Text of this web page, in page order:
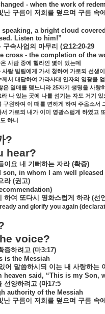
- when the work of
난 구름이 저희를 덮으며 구름 속
a bright cloud
Listen to him!”
구속사업의 마무리 (요12:20-29
cross - the completion of the
사람 중에 헬라인 몇이 있는데
사람 빌립에게 가서 청하여 가로되 선생이
께서 대답하여 가라사대 인자의 영광을
은 열매를 맺느니라25자기 생명을 사랑
라 나 있는 곳에 나를 섬기는 자도 거기 있
구원하여 이 때를 면하게 하여 주옵소서
서 가로되 내가 이미 영광스럽게 하였고 또
하니
?
hear?
이요 내 기뻐하는 자라 (확증)
son, in whom I am well
라 (권고)
하여 또다시 영화스럽게 하라 (선
and glorify you again
voice?
증하려고 (마3:17)
is the Messiah
어 말씀하시되 이는 내 사랑하는
heaven said, “This is my Son,
선양하려고 (마17:5
authority of the Messiah
난 구름이 저희를 덮으며 구름 속